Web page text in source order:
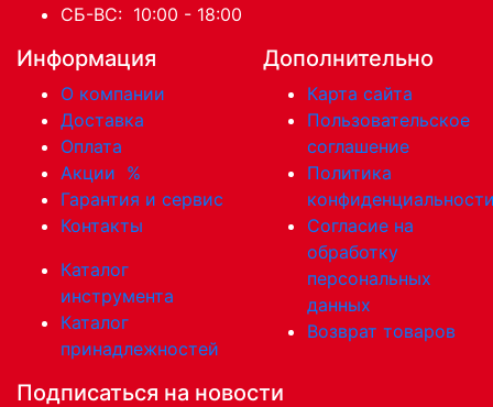
СБ-ВС: 10:00 - 18:00
Информация
О компании
Доставка
Оплата
Акции %
Гарантия и сервис
Контакты
Каталог
инструмента
Каталог
принадлежностей
Дополнительно
Карта сайта
Пользовательское
соглашение
Политика
Согласие на
обработку
персональных
данных
Возврат товаров
Подписаться на новости